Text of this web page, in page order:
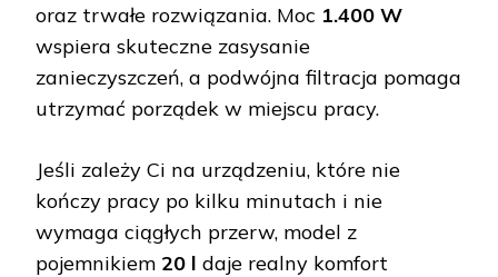
oraz trwałe rozwiązania. Moc 1.400 W
wspiera skuteczne zasysanie
zanieczyszczeń, a podwójna filtracja pomaga
utrzymać porządek w miejscu pracy.
Jeśli zależy Ci na urządzeniu, które nie
kończy pracy po kilku minutach i nie
wymaga ciągłych przerw, model z
pojemnikiem 20 l daje realny komfort